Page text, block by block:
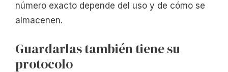
número exacto depende del uso y de cómo se
almacenen.
Guardarlas también tiene su
protocolo